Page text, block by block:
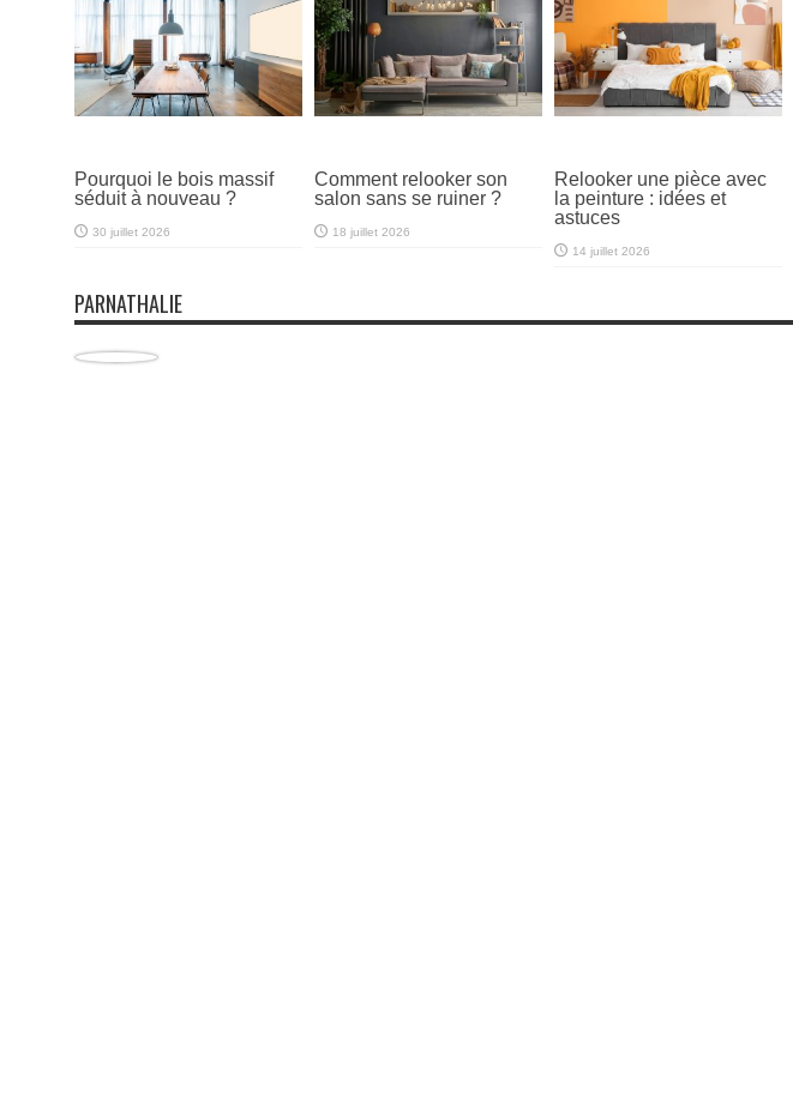
Pourquoi le bois massif
séduit à nouveau ?
30 juillet 2026
Comment relooker son
salon sans se ruiner ?
18 juillet 2026
Relooker une pièce avec
la peinture : idées et
astuces
14 juillet 2026
PARNATHALIE